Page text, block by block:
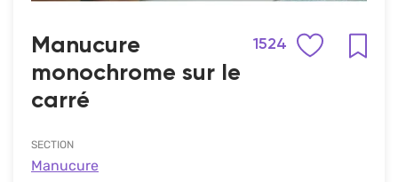
Manucure
monochrome sur le
carré
1524
SECTION
Manucure